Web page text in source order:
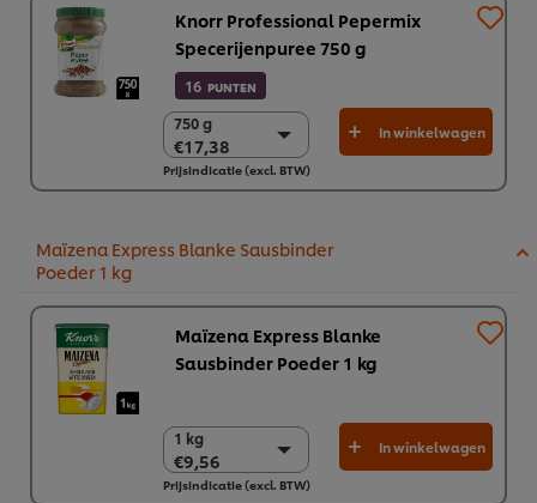
Knorr Professional Pepermix
Specerijenpuree 750 g
16 PUNTEN
750 g
€17,38
750 g
€17,38
2 x 750g
In winkelwagen
Prijsindicatie (excl. BTW)
Maïzena Express Blanke Sausbinder
Poeder 1 kg
Maïzena Express Blanke
Sausbinder Poeder 1 kg
1 kg
€9,56
1 kg
€9,56
6 x 1 kg
In winkelwagen
Prijsindicatie (excl. BTW)